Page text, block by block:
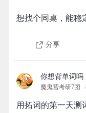
想找个同桌，能稳
分享
你想背单词吗
魔鬼营考研7团
用拓词的第一天测